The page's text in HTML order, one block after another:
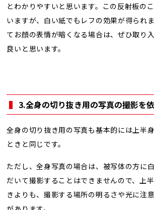
とわかりやすいと思います。この反射板の
いますが、白い紙でもレフの効果が得られ
てお顔の表情が暗くなる場合は、ぜひ取り
良いと思います。
3.全身の切り抜き用の写真の撮影を
全身の切り抜き用の写真も基本的には上半
ときと同じです。
ただし、全身写真の場合は、被写体の方に
だいて撮影することはできませんので、上
きよりも、撮影する場所の明るさや光に注